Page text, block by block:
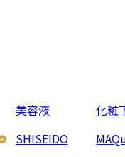
美容液
SHISEIDO
化粧